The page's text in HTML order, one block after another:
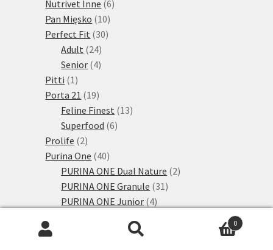
produkty
Nutrivet Inne 66
Pan Mięsko 1010
produktů
Perfect Fit 3030
Adult 2424
produktů
Senior 44
Pitti 1 1
produkt
Porta 21 1919
produktů
Feline Finest 1313
Superfood 66
Prolife 22
produkty
Purina One 4040
produktů
PURINA ONE Dual Nature 22
PURINA ONE Granule 31 31
PURINA ONE Junior 44
Purina Pro Plan
24
0